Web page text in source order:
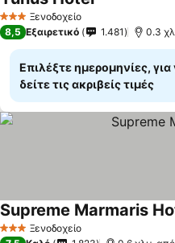
3 ΑστέριαΞενοδοχείο
8,5 Εξαιρετικό 1.481 0.3
Επιλέξτε ημερομηνίες, για
δείτε τις ακριβείς τιμές
3 ΑστέριαΞενοδοχείο
Supreme Marmaris